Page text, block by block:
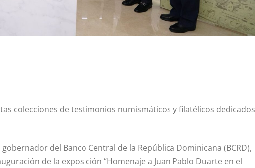
colecciones de testimonios numismáticos y filatélicos dedicados
del Banco Central de la República Dominicana (BCRD),
de la exposición “Homenaje a Juan Pablo Duarte en el